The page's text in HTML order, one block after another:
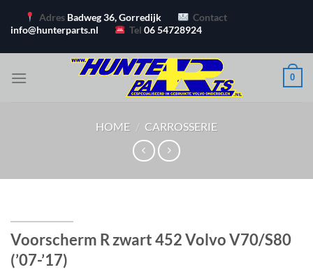
naar
Adres Badweg 36, Gorredijk
Contact
info@hunterparts.nl
Tel06 54728924
0
HOME / CARROSSERIE
Voorscherm R zwart 452 Volvo V70/S80
(’07-’17)